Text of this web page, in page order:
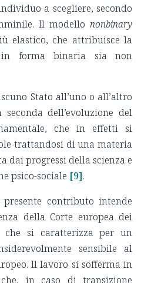
a scegliere, secondo
Il modello nonbinary
elastico, che attribuisce la
forma binaria sia non
Stato all’uno o all’altro
dell’evoluzione del
che in effetti si
trattandosi di una materia
dai progressi della scienza e
psico-sociale [9].
contributo intende
della Corte europea dei
che si caratterizza per un
sensibile al
Il lavoro si sofferma in
in caso di transizione